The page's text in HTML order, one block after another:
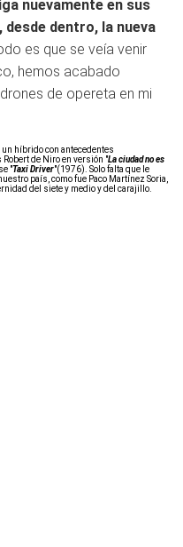
nuevamente en sus
dentro, la nueva
es que se veía venir
hemos acabado
de opereta en mi
un híbrido con antecedentes
de Niro en versión "La ciudad no es
"Taxi Driver"(1976). Solo falta que le
país, como fue Paco Martínez Soria,
del siete y medio y del carajillo.